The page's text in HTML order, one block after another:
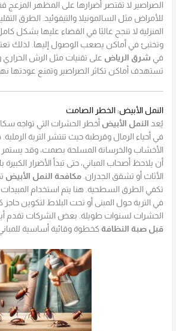
الصراصير لا تقتصر أضرارها على المظهر المزعج
للأمراض مثل السالمونيلا والتيفوئيد. الطرق
المنزلية لا تنجح غالبًا في القضاء عليها بشكل
وتختبئ في أماكن يصعب الوصول إليها. لذلك
في شرق الرياض على تقنيات مثل الرش الحراري
تستهدف أماكن تكاثر الصراصير وتمنع عودتها
النمل الأبيض: الخطر الصامت
يُعد النمل الأبيض أخطر الحشرات التي تواجه
في أحياء الرمال وقرطبة حيث تنتشر التربة
الأخشاب والخرسانة المسلحة بصمت، وقد
أن يلاحظ أصحاب المباني، حتى تبدأ الأضرار
الأثاث أو تشقق الجدران.مكافحة النمل الأبيض
تكفي الطرق السطحية. هنا يتم استخدام
في التربة حول المبنى أو تحت البلاط لتكوين
الحشرات لسنوات طويلة. بعض الشركات تقدم
قبل صبة النظافة كخطوة وقائية أساسية